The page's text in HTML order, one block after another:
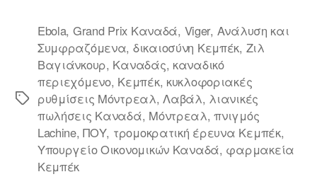
Ετικέτες
Ebola, Grand Prix Καναδά, Viger, Ανάλυση και
Συμφραζόμενα, δικαιοσύνη Κεμπέκ, Ζιλ
Βαγιάνκουρ, Καναδάς, καναδικό
περιεχόμενο, Κεμπέκ, κυκλοφοριακές
ρυθμίσεις Μόντρεαλ,Λαβάλ, λιανικές
πωλήσεις Καναδά, Μόντρεαλ,πνιγμός
Lachine,ΠΟΥ, τρομοκρατική έρευνα Κεμπέκ,
Υπουργείο Οικονομικών Καναδά, φαρμακεία
Κεμπέκ